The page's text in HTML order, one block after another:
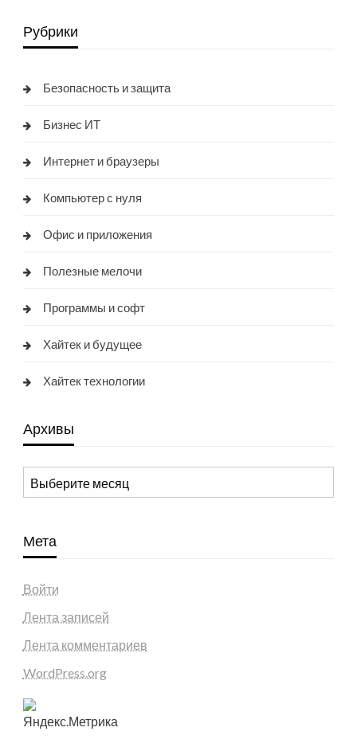
Рубрики
Безопасность и защита
Бизнес ИТ
Интернет и браузеры
Компьютер с нуля
Офис и приложения
Полезные мелочи
Программы и софт
Хайтек и будущее
Хайтек технологии
Архивы
Архивы
Мета
Войти
Лента записей
Лента комментариев
WordPress.org